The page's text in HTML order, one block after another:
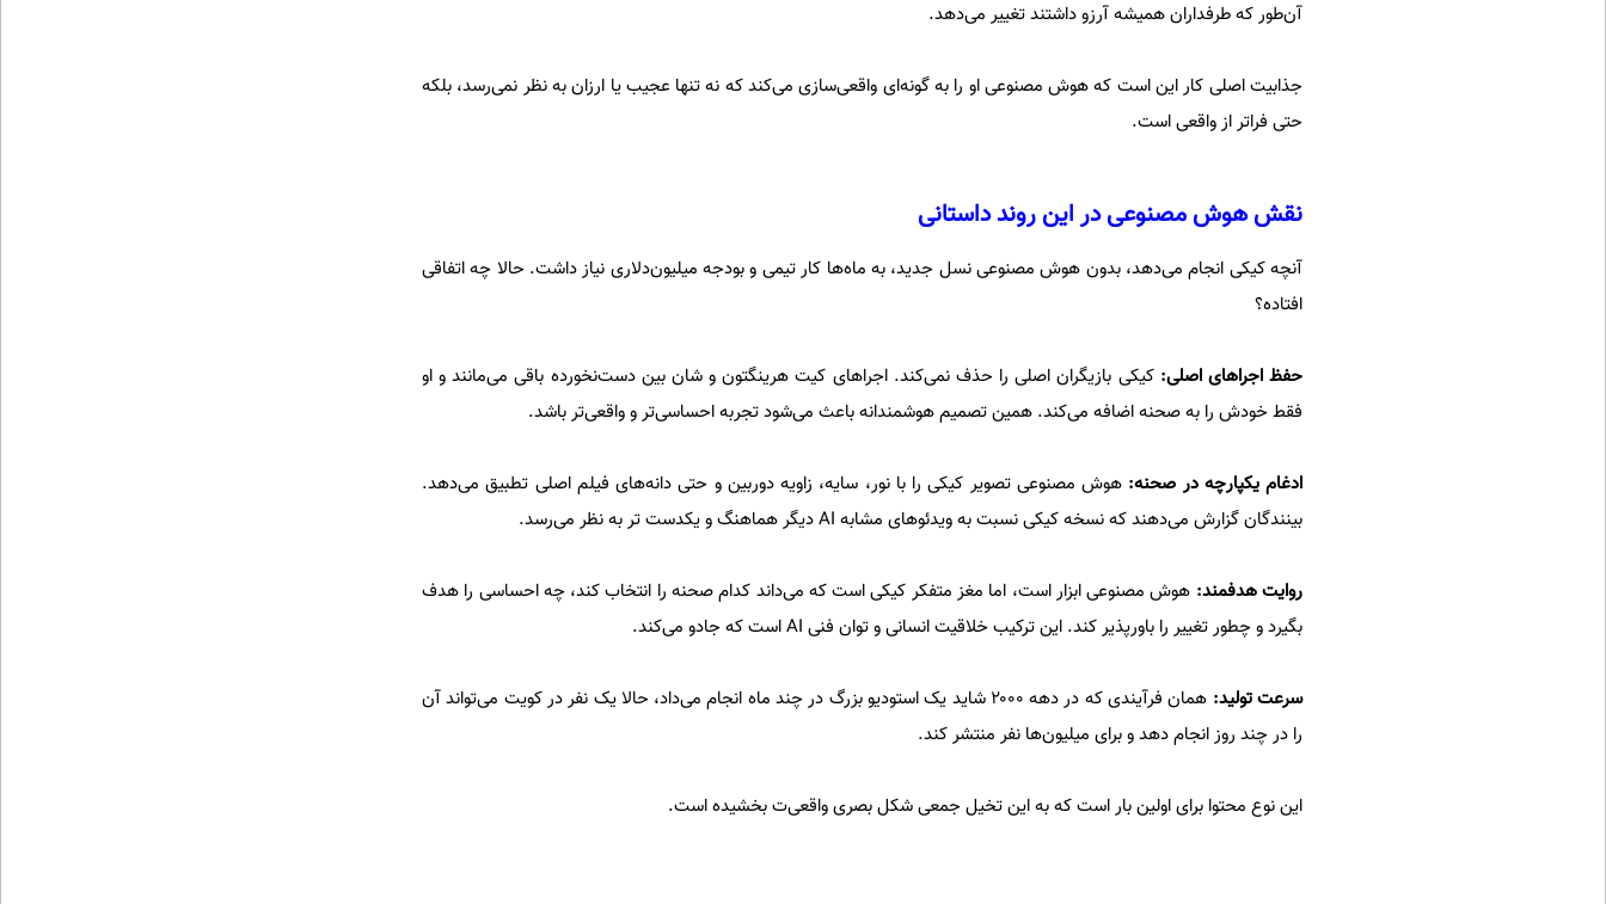
آن‌طور که طرفداران همیشه آرزو داشتند تغییر می‌دهد.
جذابیت اصلی کار این است که هوش مصنوعی او را به گونه‌ای واقعی‌سازی می‌کند که نه تنها عجیب یا ارزان به نظر نمی‌رسد، بلکه
حتی فراتر از واقعی است.
نقش هوش مصنوعی در این روند داستانی
آنچه کیکی انجام می‌دهد، بدون هوش مصنوعی نسل جدید، به ماه‌ها کار تیمی و بودجه میلیون‌دلاری نیاز داشت. حالا چه اتفاقی
افتاده؟
حفظ اجراهای اصلی:کیکی بازیگران اصلی را حذف نمی‌کند. اجراهای کیت هرینگتون و شان بین دست‌نخورده باقی می‌مانند و او
فقط خودش را به صحنه اضافه می‌کند. همین تصمیم هوشمندانه باعث می‌شود تجربه احساسی‌تر و واقعی‌تر باشد.
ادغام یکپارچه در صحنه: هوش مصنوعی تصویر کیکی را با نور، سایه، زاویه دوربین و حتی دانه‌های فیلم اصلی تطبیق می‌دهد.
بینندگان گزارش می‌دهند که نسخه کیکی نسبت به ویدئوهای مشابه AI دیگر هماهنگ و یکدست تر به نظر می‌رسد.
روایت هدفمند: هوش مصنوعی ابزار است، اما مغز متفکر کیکی است که می‌داند کدام صحنه را انتخاب کند، چه احساسی را هدف
بگیرد و چطور تغییر را باورپذیر کند. این ترکیب خلاقیت انسانی و توان فنی AI است که جادو می‌کند.
سرعت تولید:
همان فرآیندی که در دهه ۲۰۰۰ شاید یک استودیو بزرگ در چند ماه انجام می‌داد، حالا یک نفر در کویت می‌تواند آن
را در چند روز انجام دهد و برای میلیون‌ها نفر منتشر کند.
این نوع محتوا برای اولین بار است که به این تخیل جمعی شکل بصری واقعی‌ت بخشیده است.